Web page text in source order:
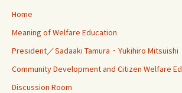
Home
Meaning of Welfare Education
President／Sadaaki Tamura・Yukihiro Mitsuishi
Community Development and Citizen Welfare
Discussion Room